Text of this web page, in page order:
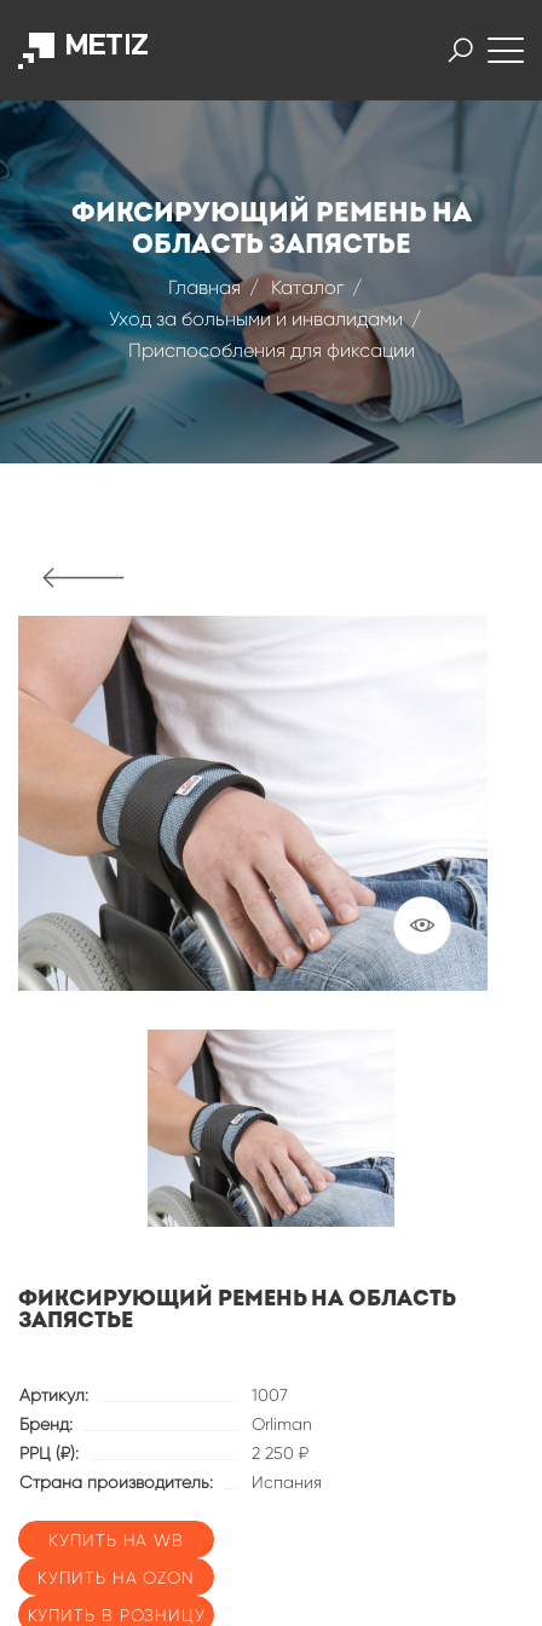
Фиксирующий ремень на
область запястье
Главная
Каталог
Уход за больными и инвалидами
Приспособления для фиксации
Фиксирующий ремень на область
запястье
Артикул:
1007
Бренд:
Orliman
РРЦ (₽):
2 250 ₽
Страна производитель:
Испания
КУПИТЬ НА WB
КУПИТЬ НА OZON
КУПИТЬ В РОЗНИЦУ